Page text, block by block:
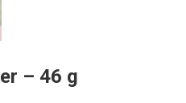
– 46 g